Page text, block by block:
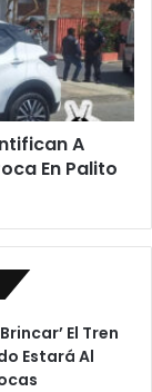
A
En Palito
El Tren
Estará Al